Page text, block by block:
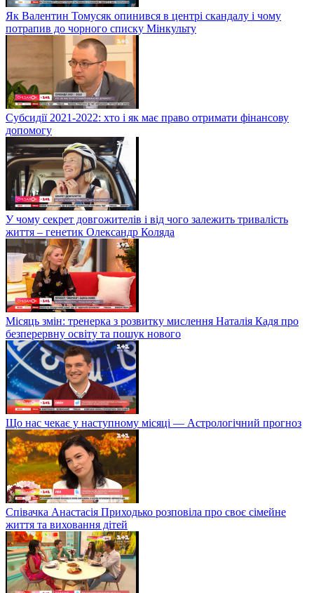
Як Валентин Томусяк опинився в центрі скандалу і чому
потрапив до чорного списку Мінкульту
Субсидії 2021-2022: хто і як має право отримати фінансову
допомогу
У чому секрет довгожителів і від чого залежить тривалість
життя – генетик Олександр Коляда
Місяць змін: тренерка з розвитку мислення Наталія Кадя про
безперервну освіту та пошук нового
Що нас чекає у наступному місяці — Астрологічний прогноз
Співачка Анастасія Приходько розповіла про своє сімейне
життя та виховання дітей